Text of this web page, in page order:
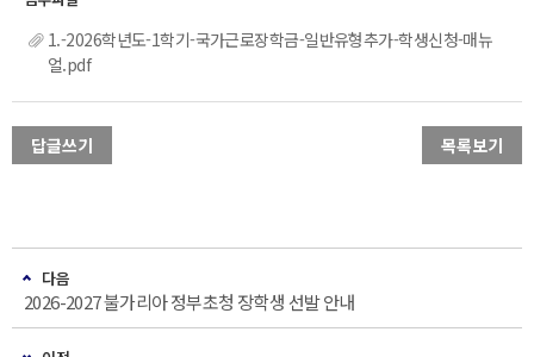
1.-2026학년도-1학기-국가근로장학금-일반유형추가-학생신청-매뉴
얼.pdf
답글쓰기 목록보기
다음
2026-2027 불가리아 정부초청 장학생 선발 안내